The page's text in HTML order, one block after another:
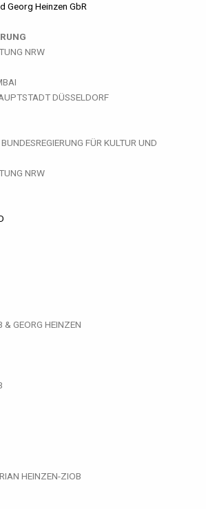
Georg Heinzen GbR
NRW
DÜSSELDORF
FÜR KULTUR UND
NRW
GEORG HEINZEN
HEINZEN-ZIOB